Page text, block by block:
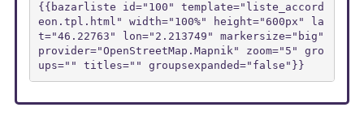
{{bazarliste id="100" template="liste_accord
eon.tpl.html" width="100%" height="600px" la
t="46.22763" lon="2.213749" markersize="big"
provider="OpenStreetMap.Mapnik" zoom="5" gro
ups="" titles="" groupsexpanded="false"}}